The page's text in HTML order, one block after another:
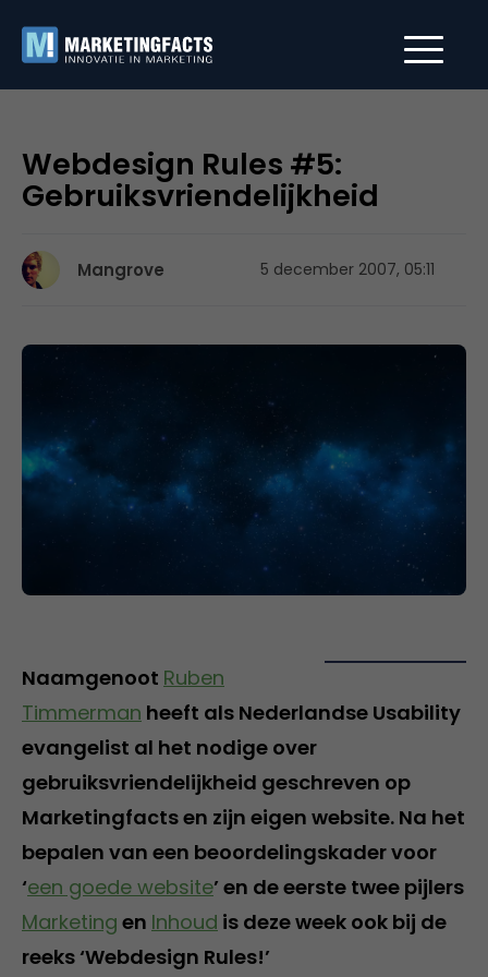
Webdesign Rules #5:
Gebruiksvriendelijkheid
Mangrove 5 december 2007, 05:11
Naamgenoot Ruben
Timmerman heeft als Nederlandse Usability
evangelist al het nodige over
gebruiksvriendelijkheid geschreven op
Marketingfacts en zijn eigen website. Na het
bepalen van een beoordelingskader voor
‘een goede website’ en de eerste twee pijlers
Marketing en Inhoud is deze week ook bij de
reeks ‘Webdesign Rules!’